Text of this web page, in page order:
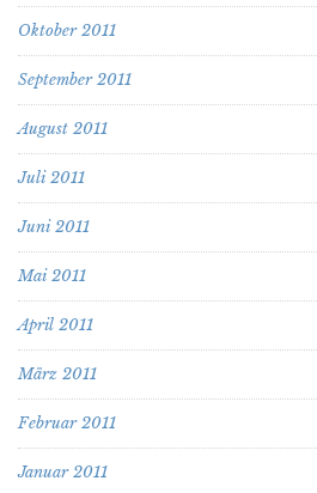
Oktober 2011
September 2011
August 2011
Juli 2011
Juni 2011
Mai 2011
April 2011
März 2011
Februar 2011
Januar 2011